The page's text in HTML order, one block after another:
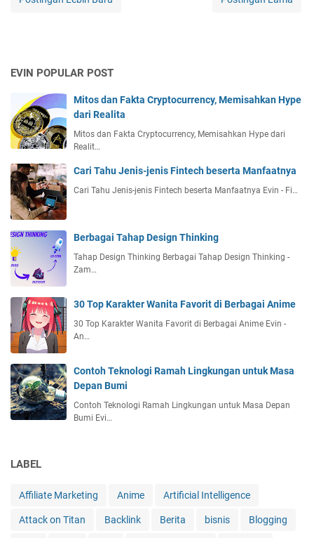
EVIN POPULAR POST
Mitos dan Fakta Cryptocurrency, Memisahkan Hype
dari Realita
Mitos dan Fakta Cryptocurrency, Memisahkan Hype dari
Realit…
Cari Tahu Jenis-jenis Fintech beserta Manfaatnya
Cari Tahu Jenis-jenis Fintech beserta Manfaatnya Evin - Fi…
Berbagai Tahap Design Thinking
Tahap Design Thinking Berbagai Tahap Design Thinking -
Zam…
30 Top Karakter Wanita Favorit di Berbagai Anime
30 Top Karakter Wanita Favorit di Berbagai Anime Evin -
An…
Contoh Teknologi Ramah Lingkungan untuk Masa
Depan Bumi
Contoh Teknologi Ramah Lingkungan untuk Masa Depan
Bumi Evi…
LABEL
Affiliate Marketing Anime Artificial Intelligence
Attack on Titan Backlink Berita bisnis Blogging